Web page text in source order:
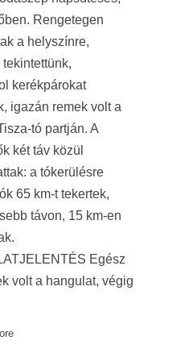
Rengetegen
a helyszínre,
tekintettünk,
kerékpárokat
igazán remek volt a
tó partján. A
két táv közül
a tókerülésre
65 km-t tekertek,
távon, 15 km-en
Egész
volt a hangulat, végig